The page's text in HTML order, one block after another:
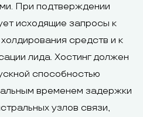
При подтверждении
исходящие запросы к
средств и к
лида. Хостинг должен
способностью
временем задержки
узлов связи,